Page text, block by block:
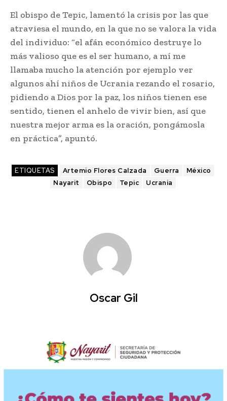
El obispo de Tepic, lamentó la crisis por las que
atraviesa el mundo, en la que no se valora la vida
del individuo: “el afán económico destruye lo
más valioso que es el ser humano, a mí me
llamaba mucho la atención por ejemplo ver
algunos ahí niños de Ucrania rezando el rosario,
pidiendo a Dios por la paz, los niños tienen ese
sentido, tienen el anhelo de vivir bien, así que
nuestra mejor arma es la oración, pongámosla
en práctica”, apuntó.
ETIQUETAS Artemio Flores Calzada Guerra
México
Nayarit
Obispo Tepic Ucrania
Oscar Gil